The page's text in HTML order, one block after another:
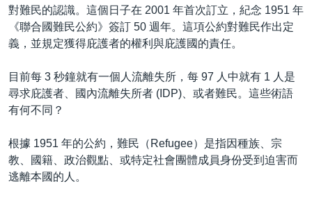
VOA 60秒 (國際)
美國專訊
YOUTUBE頻道
時事經緯
新聞音頻
港人港心
美國透視
廣播節目表
國語
對難民的認識。這個日子在 2001 年首次訂立，紀念 1951 年
《聯合國難民公約》簽訂 50 週年。這項公約對難民作出定
義，並規定獲得庇護者的權利與庇護國的責任。
目前每 3 秒鐘就有一個人流離失所，每 97 人中就有 1 人是
尋求庇護者、國內流離失所者 (IDP)、或者難民。這些術語
有何不同？
根據 1951 年的公約，難民（Refugee）是指因種族、宗
教、國籍、政治觀點、或特定社會團體成員身份受到迫害而
逃離本國的人。